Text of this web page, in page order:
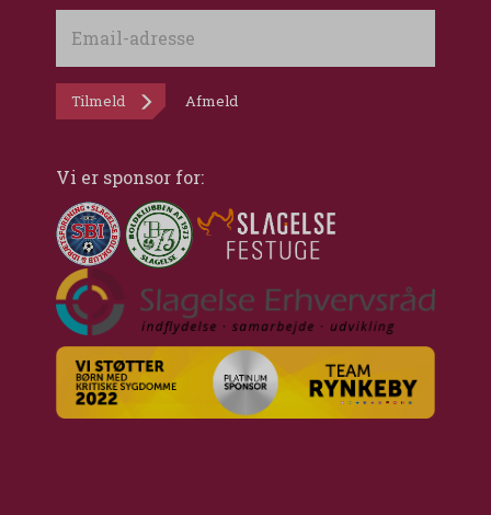
adresse
Tilmeld Afmeld
Vi er sponsor for: